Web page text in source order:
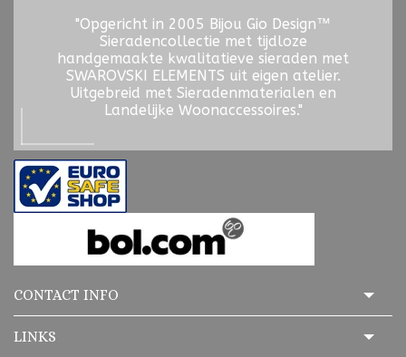
"Opgericht in 2005 Bijou Gio Design™
Sieradencollectie met tijdloze
handgemaakte kwalitatieve sieraden met
SWAROVSKI ELEMENTS uit eigen atelier.
Uitgebreid met Sieradenmaterialen en
Landelijke Woonaccessoires."
CONTACT INFO
LINKS